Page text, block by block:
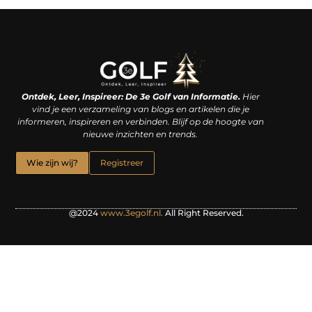
Ontdek, Leer, Inspireer: De 3e Golf van Informatie.Hier
vind je een verzameling van blogs en artikelen die je
informeren, inspireren en verbinden. Blijf op de hoogte van
nieuwe inzichten en trends.
Wie zijn wij? Registreer
@2024 www.3egolf.nl. All Right Reserved.